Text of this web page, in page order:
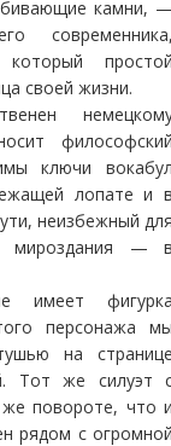
камни,
который
своей жизни.
ключи
лопате и
неизбежный
мироздания —
имеет
персонажа
на
Тот же силуэт
повороте, что
рядом с